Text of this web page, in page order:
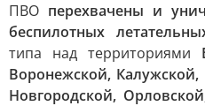
ПВО перехвачены и
беспилотных
типа над территориями
Воронежской, Калужской,
Новгородской,